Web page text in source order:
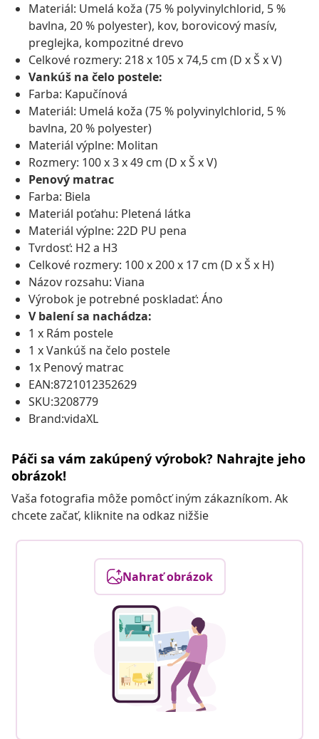
Materiál: Umelá koža (75 % polyvinylchlorid, 5 %
bavlna, 20 % polyester), kov, borovicový masív,
preglejka, kompozitné drevo
Celkové rozmery: 218 x 105 x 74,5 cm (D x Š x V)
Vankúš na čelo postele:
Farba: Kapučínová
Materiál: Umelá koža (75 % polyvinylchlorid, 5 %
bavlna, 20 % polyester)
Materiál výplne: Molitan
Rozmery: 100 x 3 x 49 cm (D x Š x V)
Penový matrac
Farba: Biela
Materiál poťahu: Pletená látka
Materiál výplne: 22D PU pena
Tvrdosť: H2 a H3
Celkové rozmery: 100 x 200 x 17 cm (D x Š x H)
Názov rozsahu: Viana
Výrobok je potrebné poskladať: Áno
V balení sa nachádza:
1 x Rám postele
1 x Vankúš na čelo postele
1x Penový matrac
EAN:8721012352629
SKU:3208779
Brand:vidaXL
Páči sa vám zakúpený výrobok? Nahrajte jeho
obrázok!
Vaša fotografia môže pomôcť iným zákazníkom. Ak
chcete začať, kliknite na odkaz nižšie
Nahrať obrázok